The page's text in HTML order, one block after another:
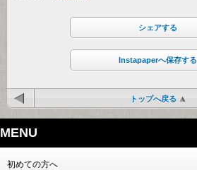
シェアする
Instapaperへ保存する
トップへ戻る
MENU
初めての方へ